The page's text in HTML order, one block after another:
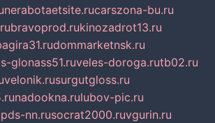
nerabotaetsite.rucarszona-bu.ru
bravoprod.rukinozadrot13.ru
dommarketnsk.ru
glonass51.ruveles-doroga.rutb02.ru
velonik.rusurgutgloss.ru
nadookna.rulubov-pic.ru
pds-nn.rusocrat2000.ruvgurin.ru